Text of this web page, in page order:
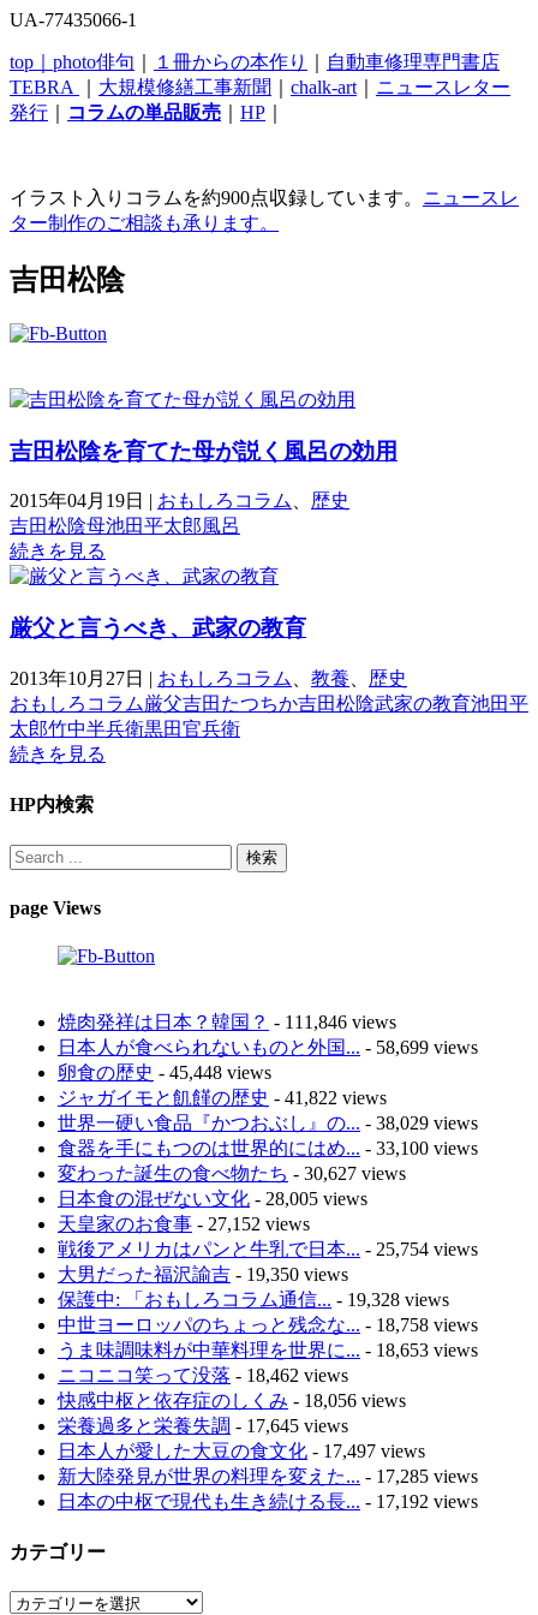
UA-77435066-1
top｜ photo俳句 １冊からの本作り
自動車修理専門書店
TEBRA
大規模修繕工事新聞 chalk-art
ニュースレター
発行
コラムの単品販売 HP
イラスト入りコラムを約900点収録しています。 ニュースレ
ター制作のご相談も承ります。
吉田松陰
吉田松陰を育てた母が説く風呂の効用
2015年04月19日 | おもしろコラム
歴史
吉田松陰母池田平太郎風呂
続きを見る
厳父と言うべき、武家の教育
2013年10月27日 | おもしろコラム 教養
歴史
おもしろコラム厳父吉田たつちか吉田松陰武家の教育池田平
太郎竹中半兵衛黒田官兵衛
続きを見る
HP内検索
page Views
焼肉発祥は日本？韓国？ - 111,846 views
日本人が食べられないものと外国... - 58,699 views
卵食の歴史 - 45,448 views
ジャガイモと飢饉の歴史 - 41,822 views
世界一硬い食品『かつおぶし』の... - 38,029 views
食器を手にもつのは世界的にはめ... - 33,100 views
変わった誕生の食べ物たち - 30,627 views
日本食の混ぜない文化 - 28,005 views
天皇家のお食事 - 27,152 views
戦後アメリカはパンと牛乳で日本... - 25,754 views
大男だった福沢諭吉 - 19,350 views
保護中: 「おもしろコラム通信... - 19,328 views
中世ヨーロッパのちょっと残念な... - 18,758 views
うま味調味料が中華料理を世界に... - 18,653 views
ニコニコ笑って没落 - 18,462 views
快感中枢と依存症のしくみ - 18,056 views
栄養過多と栄養失調 - 17,645 views
日本人が愛した大豆の食文化 - 17,497 views
新大陸発見が世界の料理を変えた... - 17,285 views
日本の中枢で現代も生き続ける長... - 17,192 views
カテゴリー
カ